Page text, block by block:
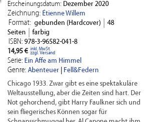
Erscheinungsdatum: Dezember 2020
Zeichnung: Étienne Willem
Format: gebunden (Hardcover)
48
Seiten
farbig
ISBN: 978-3-96582-041-8
14,95 € inkl. MwSt.
zzgl. Versand
Serie: Ein Affe am Himmel
Genre: Abenteuer| Fell&Federn
Chicago 1933. Zwar gibt es eine spektakuläre
Weltausstellung, aber die Zeiten sind hart. Der
Not gehorchend, gibt Harry Faulkner sich und
sein fliegerisches Können sogar für